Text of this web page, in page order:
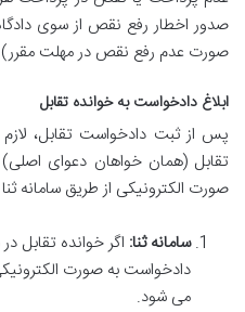
صدور اخطار رفع نقص از سوی
صورت عدم رفع نقص در مهلت
ابلاغ دادخواست به خوانده تقابل
پس از ثبت دادخواست تقابل،
تقابل (همان خواهان دعوای اصلی)
صورت الکترونیکی از طریق سامانه
سامانه ثنا: اگر خوانده تقابل
دادخواست به صورت
می شود.